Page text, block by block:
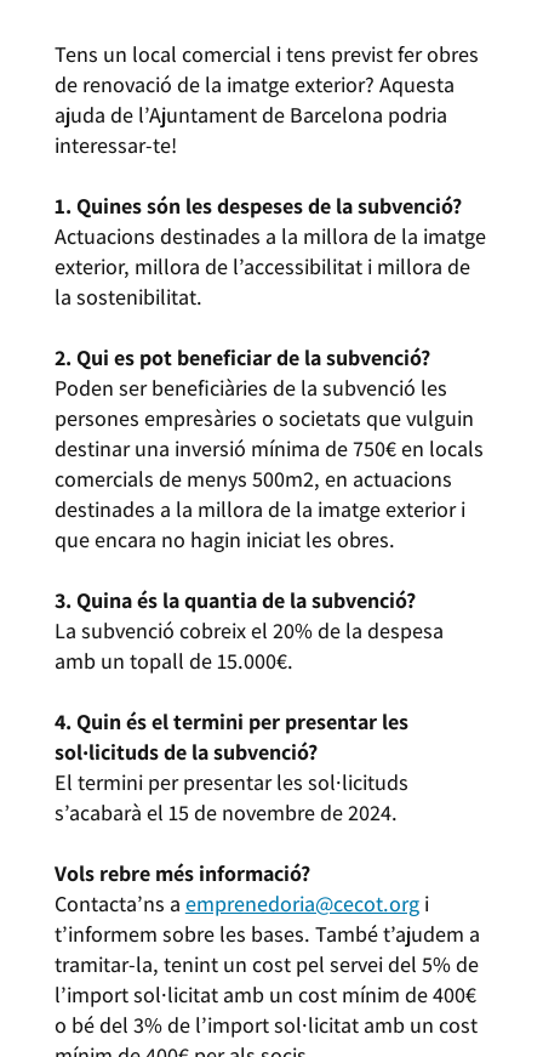
Tens un local comercial i tens previst fer obres
de renovació de la imatge exterior? Aquesta
ajuda de l’Ajuntament de Barcelona podria
interessar-te!
1. Quines són les despeses de la subvenció?
Actuacions destinades a la millora de la imatge
exterior, millora de l’accessibilitat i millora de
la sostenibilitat.
2. Qui es pot beneficiar de la subvenció?
Poden ser beneficiàries de la subvenció les
persones empresàries o societats que vulguin
destinar una inversió mínima de 750€ en locals
comercials de menys 500m2, en actuacions
destinades a la millora de la imatge exterior i
que encara no hagin iniciat les obres.
3. Quina és la quantia de la subvenció?
La subvenció cobreix el 20% de la despesa
amb un topall de 15.000€.
4. Quin és el termini per presentar les
sol·licituds de la subvenció?
El termini per presentar les sol·licituds
s’acabarà el 15 de novembre de 2024.
Vols rebre més informació?
Contacta’ns a emprenedoria@cecot.orgi
t’informem sobre les bases. També t’ajudem a
tramitar-la, tenint un cost pel servei del 5% de
l’import sol·licitat amb un cost mínim de 400€
o bé del 3% de l’import sol·licitat amb un cost